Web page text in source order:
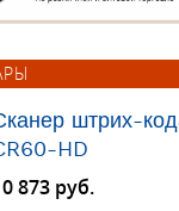
штрих-
HD
873 руб.